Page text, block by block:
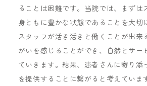
ることは困難です。当院では、まずは
身ともに豊かな状態であることを大切
スタッフが活き活きと働くことが出来
がいを感じることができ、自然とサー
ていきます。結果、患者さんに寄り添
を提供することに繋がると考えていま